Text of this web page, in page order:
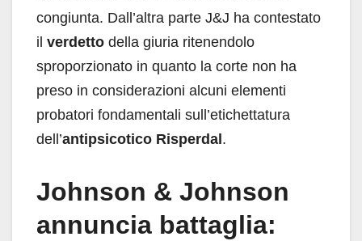
congiunta. Dall’altra parte J&J ha contestato
il verdetto della giuria ritenendolo
sproporzionato in quanto la corte non ha
preso in considerazioni alcuni elementi
probatori fondamentali sull’etichettatura
dell’antipsicotico Risperdal .
Johnson & Johnson
annuncia battaglia: